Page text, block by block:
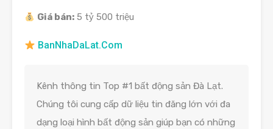
Giá bán: 5 tỷ 500 triệu
BanNhaDaLat.Com
Kênh thông tin Top #1 bất động sản Đà Lạt.
Chúng tôi cung cấp dữ liệu tin đăng lớn với đa
dạng loại hình bất động sản giúp bạn có những